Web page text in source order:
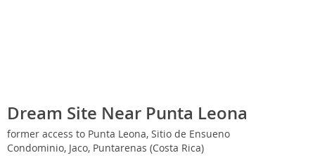
Dream Site Near Punta Leona
former access to Punta Leona, Sitio de Ensueno
Condominio, Jaco, Puntarenas (Costa Rica)